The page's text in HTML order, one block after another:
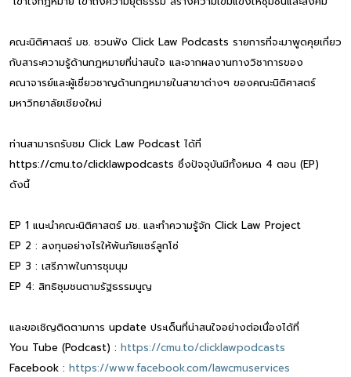
คณะนิติศาสตร์ มช. ชวนฟัง Click Law Podcasts รายการที่จะมาพูดคุยเกี่ยว
กับสาระความรู้ด้านกฎหมายที่น่าสนใจ และจากผลงานทางวิชาการของ
คณาจารย์และผู้เชี่ยวชาญด้านกฎหมายในสาขาต่างๆ ของคณะนิติศาสตร์
มหาวิทยาลัยเชียงใหม่
ท่านสามารถรับชม Click Law Podcast ได้ที่
https://cmu.to/clicklawpodcasts ซึ่งปัจจุบันมีทั้งหมด 4 ตอน (EP)
ดังนี้
EP 1 แนะนำคณะนิติศาสตร์ มช. และทำความรู้จัก Click Law Project
EP 2 : ลงทุนอย่างไรให้พ้นภัยแชร์ลูกโซ่
EP 3 : เสรีภาพในการชุมนุม
EP 4: สิทธิชุมชนตามรัฐธรรมนูญ
และขอเชิญติดตามการ update ประเด็นที่น่าสนใจอย่างต่อเนื่องได้ที่
You Tube (Podcast) : https://cmu.to/clicklawpodcasts
Facebook : https://www.facebook.com/lawcmuservices